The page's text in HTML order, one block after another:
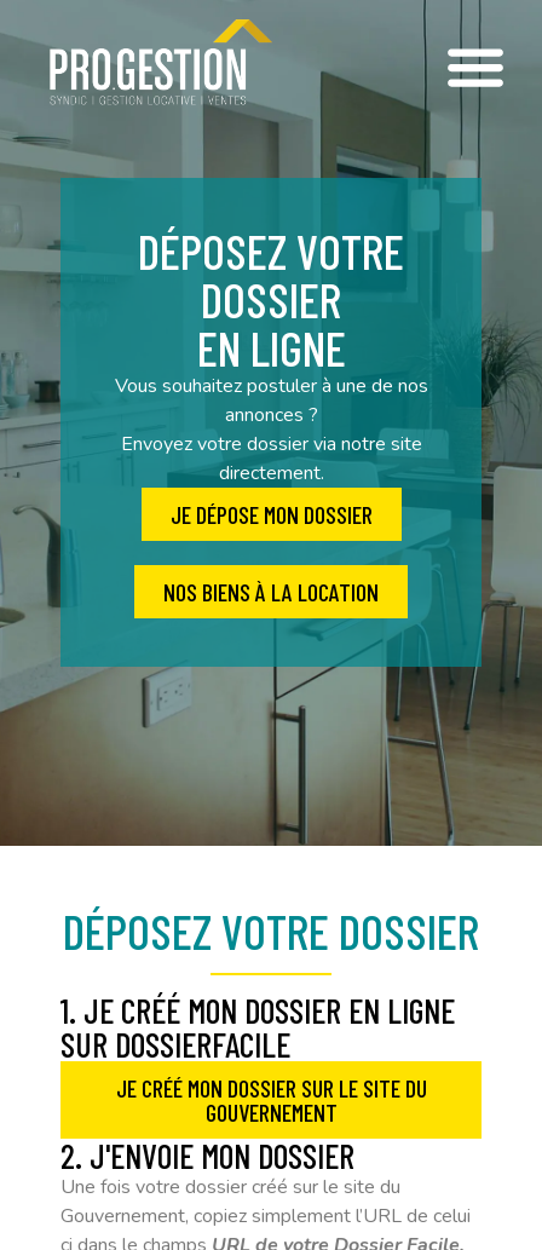
Location
DÉPOSEZ VOTRE
DOSSIER
EN LIGNE
Vous souhaitez postuler à une de nos
annonces ?
Envoyez votre dossier via notre site
directement.
JE DÉPOSE MON DOSSIER
NOS BIENS À LA LOCATION
DÉPOSEZ VOTRE DOSSIER
1. JE CRÉÉ MON DOSSIER EN LIGNE
SUR DOSSIERFACILE
JE CRÉÉ MON DOSSIER SUR LE SITE DU
GOUVERNEMENT
2. J'ENVOIE MON DOSSIER
Une fois votre dossier créé sur le site du
Gouvernement, copiez simplement l’URL de celui